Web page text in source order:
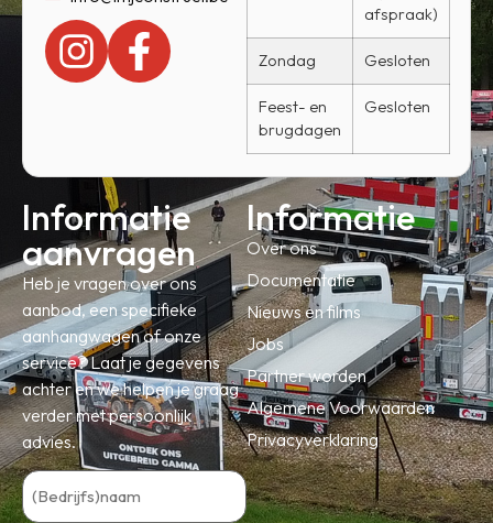
afspraak)
Zondag Gesloten
Feest- en
brugdagen
Gesloten
Informatie
aanvragen
Heb je vragen over ons
aanbod, een specifieke
aanhangwagen of onze
service? Laat je gegevens
achter en we helpen je graag
verder met persoonlijk
advies.
Informatie
Over ons
Documentatie
Nieuws en films
Jobs
Partner worden
Algemene Voorwaarden
Privacyverklaring